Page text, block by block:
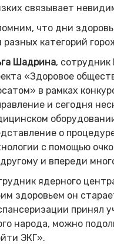
связывает
что дни
разных категорий
Шадрина,
«Здоровое
в рамках
и сегодня
о
с помощью
и впереди
ядерного
здоровьем он
принял
народа, можно
ЭКГ».